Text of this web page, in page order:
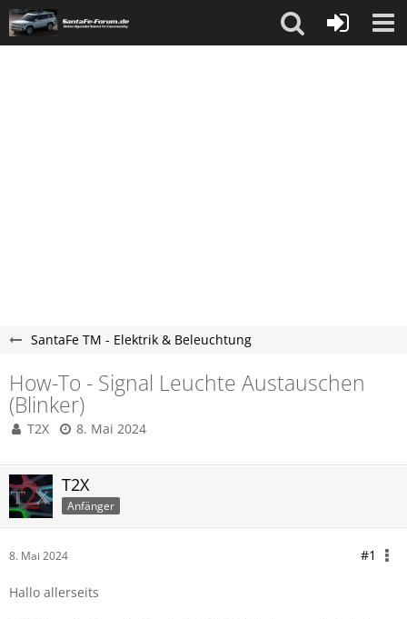
SantaFe TM - Elektrik & Beleuchtung
How-To - Signal Leuchte Austauschen
(Blinker)
T2X 8. Mai 2024
T2X
Anfänger
8. Mai 2024 #1
Hallo allerseits